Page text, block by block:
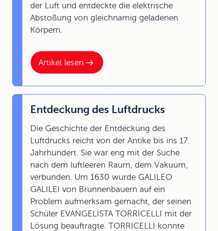
Artikel lesen
der Luft und entdeckte die elektrische
Abstoßung von gleichnamig geladenen
Körpern.
Entdeckung des Luftdrucks
Die Geschichte der Entdeckung des
Luftdrucks reicht von der Antike bis ins 17.
Jahrhundert. Sie war eng mit der Suche
nach dem luftleeren Raum, dem Vakuum,
verbunden. Um 1630 wurde GALILEO
GALILEI von Brunnenbauern auf ein
Problem aufmerksam gemacht, der seinen
Schüler EVANGELISTA TORRICELLI mit der
Lösung beauftragte. TORRICELLI konnte